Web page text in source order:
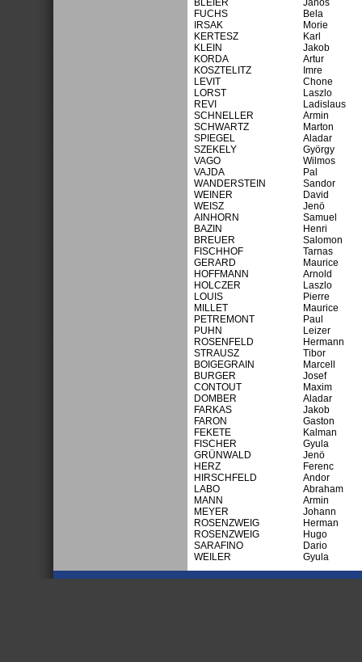
BLEIER
Janos
FUCHS
Bela
IRSAK
Morie
KERTESZ
Karl
KLEIN
Jakob
KORDA
Artur
KOSZTELITZ
Imre
LEVIT
Chone
LORST
Laszlo
REVI
Ladislaus
SCHNELLER
Armin
SCHWARTZ
Marton
SPIEGEL
Aladar
SZEKELY
György
VAGO
Wilmos
VAJDA
Pal
WANDERSTEIN
Sandor
WEINER
David
WEISZ
Jenö
AINHORN
Samuel
BAZIN
Henri
BREUER
Salomon
FISCHHOF
Tarnas
GERARD
Maurice
HOFFMANN
Arnold
HOLCZER
Laszlo
LOUIS
Pierre
MILLET
Maurice
PETREMONT
Paul
PUHN
Leizer
ROSENFELD
Hermann
STRAUSZ
Tibor
BOIGEGRAIN
Marcell
BURGER
Josef
CONTOUT
Maxim
DOMBER
Aladar
FARKAS
Jakob
FARON
Gaston
FEKETE
Kalman
FISCHER
Gyula
GRÜNWALD
Jenö
HERZ
Ferenc
HIRSCHFELD
Andor
LABO
Abraham
MANN
Armin
MEYER
Johann
ROSENZWEIG
Herman
ROSENZWEIG
Hugo
SARAFINO
Dario
WEILER
Gyula